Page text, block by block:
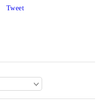
работния ден.
Tweet